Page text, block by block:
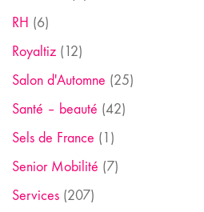
RH (6)
Royaltiz (12)
Salon d'Automne (25)
Santé – beauté (42)
Sels de France (1)
Senior Mobilité (7)
Services (207)